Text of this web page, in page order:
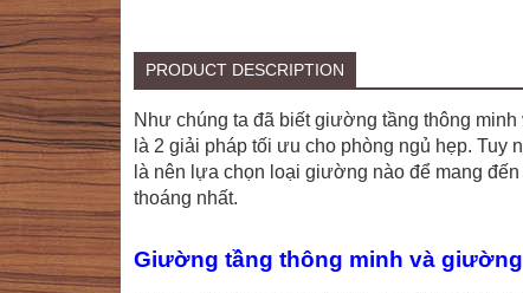
PRODUCT DESCRIPTION
Như chúng ta đã biết giường tầng thông
là 2 giải pháp tối ưu cho phòng ngủ hẹp. Tuy
là nên lựa chọn loại giường nào để mang
thoáng nhất.
Giường tầng thông minh và